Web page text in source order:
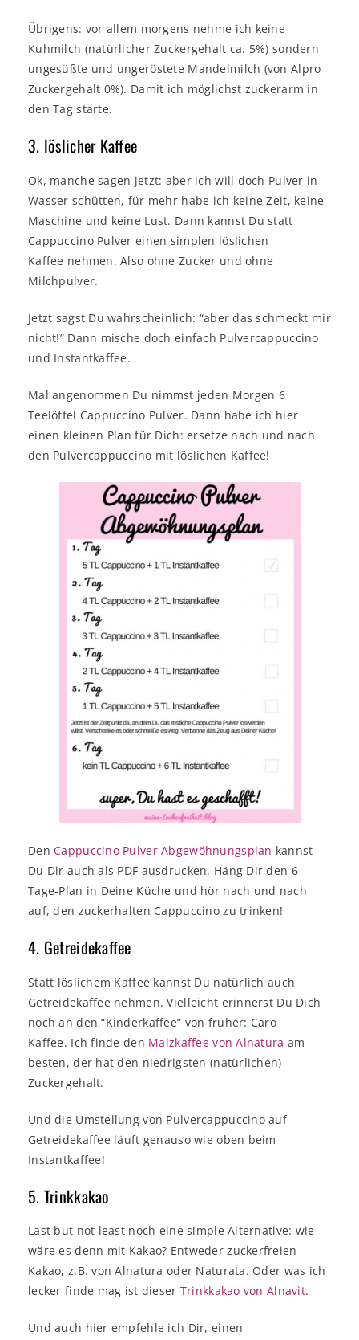
Übrigens: vor allem morgens nehme ich keine
Kuhmilch (natürlicher Zuckergehalt ca. 5%) sondern
ungesüßte und ungeröstete Mandelmilch (von Alpro
Zuckergehalt 0%). Damit ich möglichst zuckerarm in
den Tag starte.
3. löslicher Kaffee
Ok, manche sagen jetzt: aber ich will doch Pulver in
Wasser schütten, für mehr habe ich keine Zeit, keine
Maschine und keine Lust. Dann kannst Du statt
Cappuccino Pulver einen simplen löslichen
Kaffee nehmen. Also ohne Zucker und ohne
Milchpulver.
Jetzt sagst Du wahrscheinlich: “aber das schmeckt mir
nicht!” Dann mische doch einfach Pulvercappuccino
und Instantkaffee.
Mal angenommen Du nimmst jeden Morgen 6
Teelöffel Cappuccino Pulver. Dann habe ich hier
einen kleinen Plan für Dich: ersetze nach und nach
den Pulvercappuccino mit löslichen Kaffee!
DenCappuccino Pulver Abgewöhnungsplan kannst
Du Dir auch als PDF ausdrucken. Häng Dir den 6-
Tage-Plan in Deine Küche und hör nach und nach
auf, den zuckerhalten Cappuccino zu trinken!
4. Getreidekaffee
Statt löslichem Kaffee kannst Du natürlich auch
Getreidekaffee nehmen. Vielleicht erinnerst Du Dich
noch an den “Kinderkaffee” von früher: Caro
Kaffee. Ich finde den Malzkaffee von Alnatura am
besten, der hat den niedrigsten (natürlichen)
Zuckergehalt.
Und die Umstellung von Pulvercappuccino auf
Getreidekaffee läuft genauso wie oben beim
Instantkaffee!
5. Trinkkakao
Last but not least noch eine simple Alternative: wie
wäre es denn mit Kakao? Entweder zuckerfreien
Kakao, z.B. von Alnatura oder Naturata. Oder was ich
lecker finde mag ist dieser Trinkkakao von Alnavit.
Und auch hier empfehle ich Dir, einen